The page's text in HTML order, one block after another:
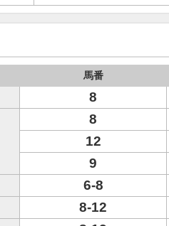
馬番
8
8
12
9
6-8
8-12